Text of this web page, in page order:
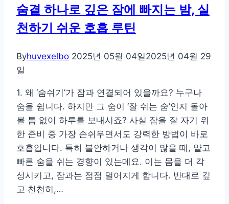
건
강
요
관
숨결 하나로 깊은 잠에 빠지는 밤, 실
천하기 쉬운 호흡 루틴
Byhuvexelbo 2025년 05월 04일2025년 04월 29
일
1. 왜 ‘숨쉬기’가 잠과 연결되어 있을까요? 누구나
숨을 쉽니다. 하지만 그 숨이 ‘잘 쉬는 숨’인지 돌아
볼 틈 없이 하루를 보내시죠? 사실 잠을 잘 자기 위
한 준비 중 가장 손쉬우면서도 강력한 방법이 바로
호흡입니다. 특히 불안하거나 생각이 많을 때, 얕고
빠른 숨을 쉬는 경향이 있는데요. 이는 몸을 더 각
성시키고, 잠과는 점점 멀어지게 합니다. 반대로 깊
고 천천히,…